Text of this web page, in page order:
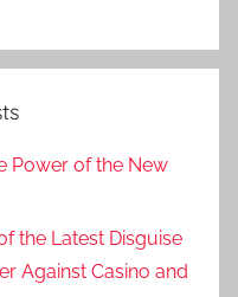
Power of the New
the Latest Disguise
Against Casino and